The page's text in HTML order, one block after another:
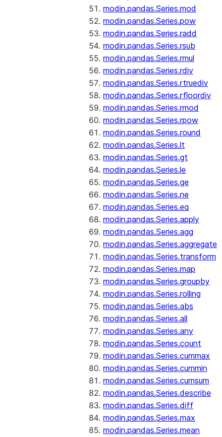
modin.pandas.Series.mod
modin.pandas.Series.pow
modin.pandas.Series.radd
modin.pandas.Series.rsub
modin.pandas.Series.rmul
modin.pandas.Series.rdiv
modin.pandas.Series.rtruediv
modin.pandas.Series.rfloordiv
modin.pandas.Series.rmod
modin.pandas.Series.rpow
modin.pandas.Series.round
modin.pandas.Series.lt
modin.pandas.Series.gt
modin.pandas.Series.le
modin.pandas.Series.ge
modin.pandas.Series.ne
modin.pandas.Series.eq
modin.pandas.Series.apply
modin.pandas.Series.agg
modin.pandas.Series.aggregate
modin.pandas.Series.transform
modin.pandas.Series.map
modin.pandas.Series.groupby
modin.pandas.Series.rolling
modin.pandas.Series.abs
modin.pandas.Series.all
modin.pandas.Series.any
modin.pandas.Series.count
modin.pandas.Series.cummax
modin.pandas.Series.cummin
modin.pandas.Series.cumsum
modin.pandas.Series.describe
modin.pandas.Series.diff
modin.pandas.Series.max
modin.pandas.Series.mean